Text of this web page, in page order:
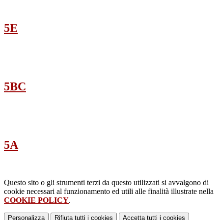
5E
5BC
5A
Questo sito o gli strumenti terzi da questo utilizzati si avvalgono di
cookie necessari al funzionamento ed utili alle finalità illustrate nella
COOKIE POLICY.
Personalizza Rifiuta tutti i cookies Accetta tutti i cookies